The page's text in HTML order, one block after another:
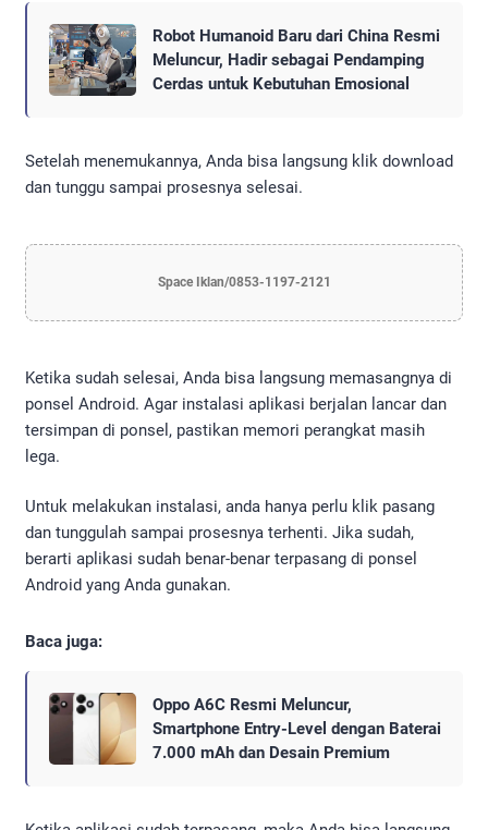
Robot Humanoid Baru dari China Resmi
Meluncur, Hadir sebagai Pendamping
Cerdas untuk Kebutuhan Emosional
Setelah menemukannya, Anda bisa langsung klik download
dan tunggu sampai prosesnya selesai.
Space Iklan/0853-1197-2121
Ketika sudah selesai, Anda bisa langsung memasangnya di
ponsel Android. Agar instalasi aplikasi berjalan lancar dan
tersimpan di ponsel, pastikan memori perangkat masih
lega.
Untuk melakukan instalasi, anda hanya perlu klik pasang
dan tunggulah sampai prosesnya terhenti. Jika sudah,
berarti aplikasi sudah benar-benar terpasang di ponsel
Android yang Anda gunakan.
Baca juga:
Oppo A6C Resmi Meluncur,
Smartphone Entry-Level dengan Baterai
7.000 mAh dan Desain Premium